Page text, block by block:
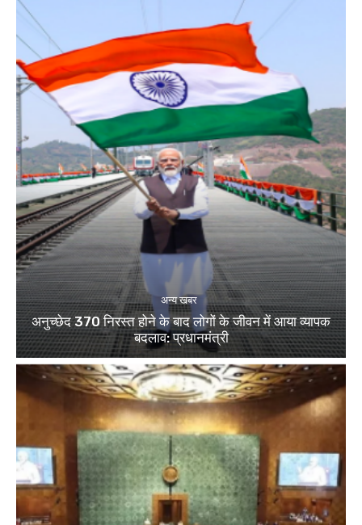
अन्य खबर
अनुच्छेद 370 निरस्त होने के बाद लोगों के जीवन में आया व्यापक
बदलाव: प्रधानमंत्री